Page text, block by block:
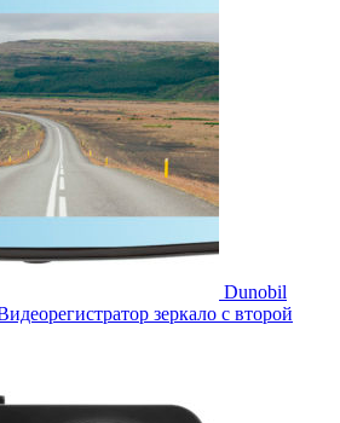
Dunobil
зеркало с второй